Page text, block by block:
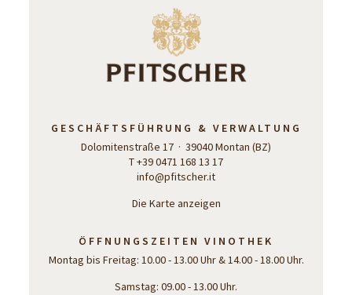
GESCHÄFTSFÜHRUNG & VERWALTUNG
Dolomitenstraße 17 · 39040 Montan (BZ)
T +39 0471 168 13 17
info@pfitscher.it
Die Karte anzeigen
ÖFFNUNGSZEITEN VINOTHEK
Montag bis Freitag: 10.00 - 13.00 Uhr & 14.00 - 18.00 Uhr.
Samstag: 09.00 - 13.00 Uhr.